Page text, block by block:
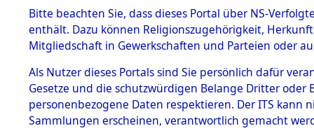
BESTÄNDE
1.
mente
5. Verschiedenes
5.3
Todesmärsche
→0384
Bitte beachten Sie, dass dieses Portal über NS-
enthält. Dazu können Religionszugehörigkeit,
Mitgliedschaft in Gewerkschaften und Parteien oder
Als Nutzer dieses Portals sind Sie persönlich dafür
Gesetze und die schutzwürdigen Belange Dritter
personenbezogene Daten respektieren. Der ITS
Sammlungen erscheinen, verantwortlich gemacht